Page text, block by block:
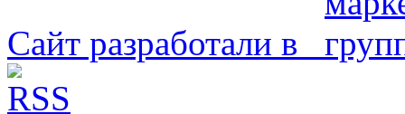
Сайт разработали в